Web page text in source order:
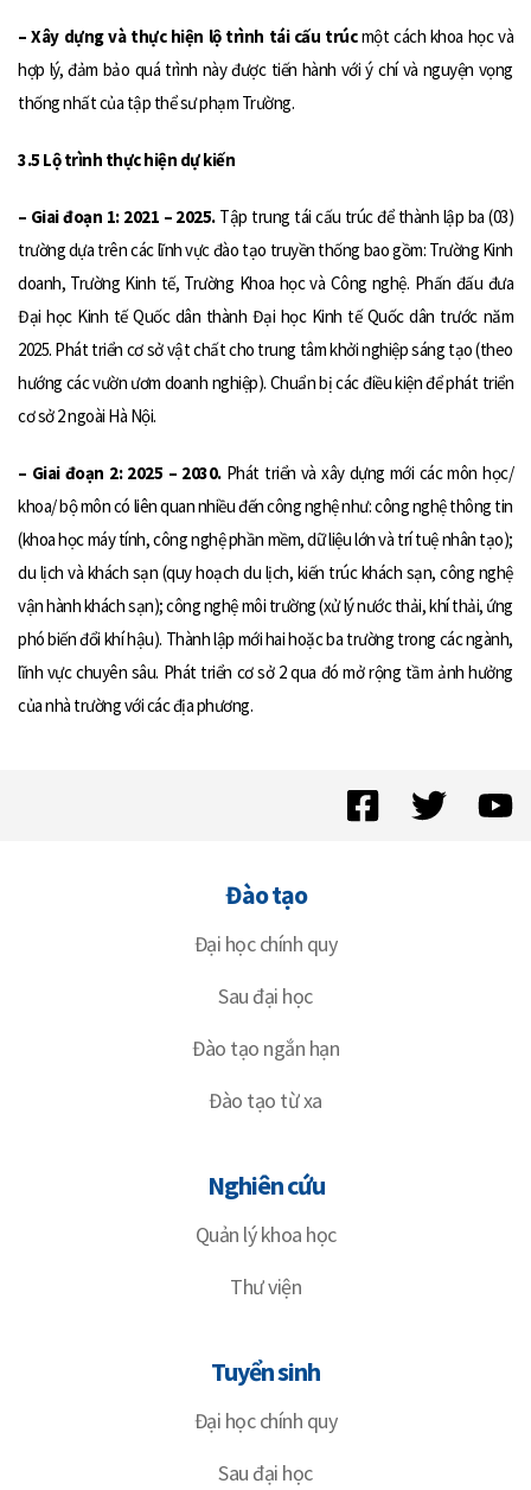
– Xây dựng và thực hiện lộ trình tái cấu trúcmột cách khoa học và
hợp lý, đảm bảo quá trình này được tiến hành với ý chí và nguyện vọng
thống nhất của tập thể sư phạm Trường.
3.5 Lộ trình thực hiện dự kiến
– Giai đoạn 1: 2021 – 2025.Tập trung tái cấu trúc để thành lập ba (03)
trường dựa trên các lĩnh vực đào tạo truyền thống bao gồm: Trường Kinh
doanh, Trường Kinh tế, Trường Khoa học và Công nghệ. Phấn đấu đưa
Đại học Kinh tế Quốc dân thành Đại học Kinh tế Quốc dân trước năm
2025. Phát triển cơ sở vật chất cho trung tâm khởi nghiệp sáng tạo (theo
hướng các vườn ươm doanh nghiệp). Chuẩn bị các điều kiện để phát triển
cơ sở 2 ngoài Hà Nội.
– Giai đoạn 2: 2025 – 2030.Phát triển và xây dựng mới các môn học/
khoa/ bộ môn có liên quan nhiều đến công nghệ như: công nghệ thông tin
(khoa học máy tính, công nghệ phần mềm, dữ liệu lớn và trí tuệ nhân tạo);
du lịch và khách sạn (quy hoạch du lịch, kiến trúc khách sạn, công nghệ
vận hành khách sạn); công nghệ môi trường (xử lý nước thải, khí thải, ứng
phó biến đổi khí hậu). Thành lập mới hai hoặc ba trường trong các ngành,
lĩnh vực chuyên sâu. Phát triển cơ sở 2 qua đó mở rộng tầm ảnh hưởng
của nhà trường với các địa phương.
Đào tạo
Đại học chính quy
Sau đại học
Đào tạo ngắn hạn
Đào tạo từ xa
Nghiên cứu
Quản lý khoa học
Thư viện
Tuyển sinh
Đại học chính quy
Sau đại học